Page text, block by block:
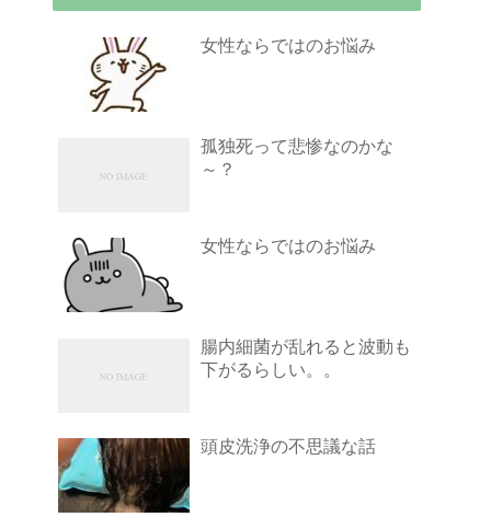
女性ならではのお悩み
孤独死って悲惨なのかな
～？
女性ならではのお悩み
腸内細菌が乱れると波動も
下がるらしい。。
頭皮洗浄の不思議な話